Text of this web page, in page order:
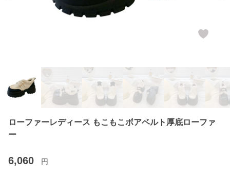
ローファーレディース もこもこボアベルト厚底ローファ
ー
6,060 円